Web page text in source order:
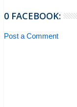
0 FACEBOOK:
Post a Comment